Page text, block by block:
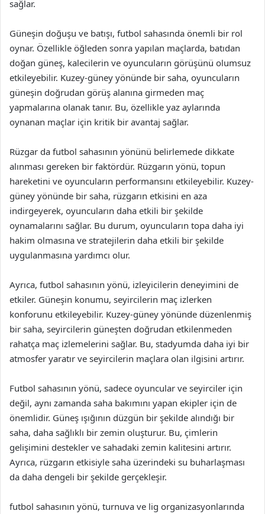
sağlar.
Güneşin doğuşu ve batışı, futbol sahasında önemli bir rol
oynar. Özellikle öğleden sonra yapılan maçlarda, batıdan
doğan güneş, kalecilerin ve oyuncuların görüşünü olumsuz
etkileyebilir. Kuzey-güney yönünde bir saha, oyuncuların
güneşin doğrudan görüş alanına girmeden maç
yapmalarına olanak tanır. Bu, özellikle yaz aylarında
oynanan maçlar için kritik bir avantaj sağlar.
Rüzgar da futbol sahasının yönünü belirlemede dikkate
alınması gereken bir faktördür. Rüzgarın yönü, topun
hareketini ve oyuncuların performansını etkileyebilir. Kuzey-
güney yönünde bir saha, rüzgarın etkisini en aza
indirgeyerek, oyuncuların daha etkili bir şekilde
oynamalarını sağlar. Bu durum, oyuncuların topa daha iyi
hakim olmasına ve stratejilerin daha etkili bir şekilde
uygulanmasına yardımcı olur.
Ayrıca, futbol sahasının yönü, izleyicilerin deneyimini de
etkiler. Güneşin konumu, seyircilerin maç izlerken
konforunu etkileyebilir. Kuzey-güney yönünde düzenlenmiş
bir saha, seyircilerin güneşten doğrudan etkilenmeden
rahatça maç izlemelerini sağlar. Bu, stadyumda daha iyi bir
atmosfer yaratır ve seyircilerin maçlara olan ilgisini artırır.
Futbol sahasının yönü, sadece oyuncular ve seyirciler için
değil, aynı zamanda saha bakımını yapan ekipler için de
önemlidir. Güneş ışığının düzgün bir şekilde alındığı bir
saha, daha sağlıklı bir zemin oluşturur. Bu, çimlerin
gelişimini destekler ve sahadaki zemin kalitesini artırır.
Ayrıca, rüzgarın etkisiyle saha üzerindeki su buharlaşması
da daha dengeli bir şekilde gerçekleşir.
futbol sahasının yönü, turnuva ve lig organizasyonlarında